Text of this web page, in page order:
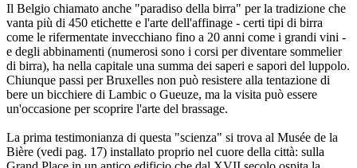
Il Belgio chiamato anche "paradiso della birra" per la tradizione che
vanta più di 450 etichette e l'arte dell'affinage - certi tipi di birra
come le rifermentate invecchiano fino a 20 anni come i grandi vini -
e degli abbinamenti (numerosi sono i corsi per diventare sommelier
di birra), ha nella capitale una summa dei saperi e sapori del luppolo.
Chiunque passi per Bruxelles non può resistere alla tentazione di
bere un bicchiere di Lambic o Gueuze, ma la visita può essere
un'occasione per scoprire l'arte del brassage.
La prima testimonianza di questa "scienza" si trova al Musée de la
Bière (vedi pag. 17) installato proprio nel cuore della città: sulla